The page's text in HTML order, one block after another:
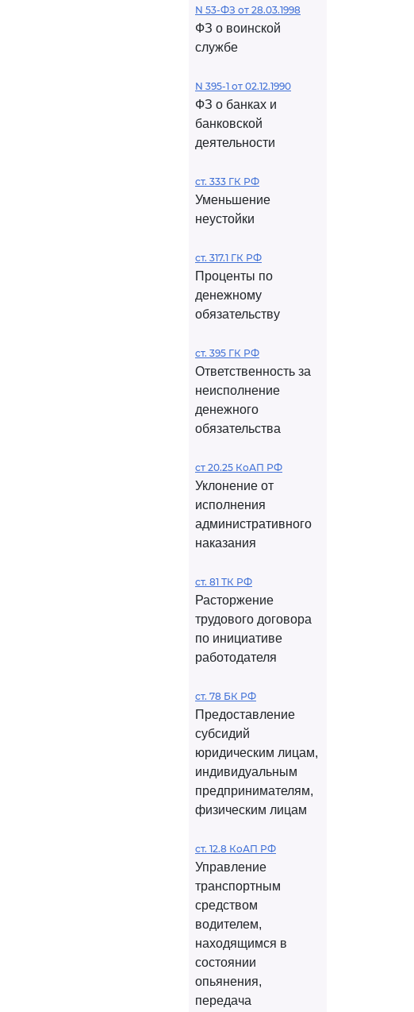
N 53-ФЗ от 28.03.1998
ФЗ о воинской
службе
N 395-1 от 02.12.1990
ФЗ о банках и
банковской
деятельности
ст. 333 ГК РФ
Уменьшение
неустойки
ст. 317.1 ГК РФ
Проценты по
денежному
обязательству
ст. 395 ГК РФ
Ответственность за
неисполнение
денежного
обязательства
ст 20.25 КоАП РФ
Уклонение от
исполнения
административного
наказания
ст. 81 ТК РФ
Расторжение
трудового договора
по инициативе
работодателя
ст. 78 БК РФ
Предоставление
субсидий
юридическим лицам,
индивидуальным
предпринимателям,
физическим лицам
ст. 12.8 КоАП РФ
Управление
транспортным
средством
водителем,
находящимся в
состоянии
опьянения,
передача